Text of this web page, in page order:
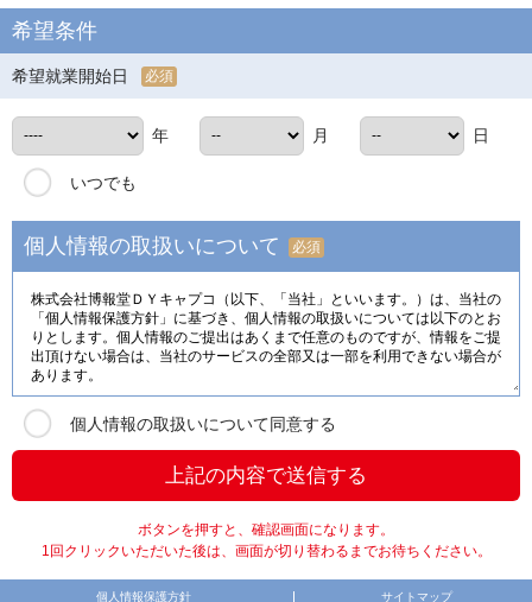
希望条件
希望就業開始日 必須
年 月 日
いつでも
個人情報の取扱いについて 必須
個人情報の取扱いについて同意する
ボタンを押すと、確認画面になります。
1回クリックいただいた後は、画面が切り替わるまでお待ちください。
個人情報保護方針 サイトマップ